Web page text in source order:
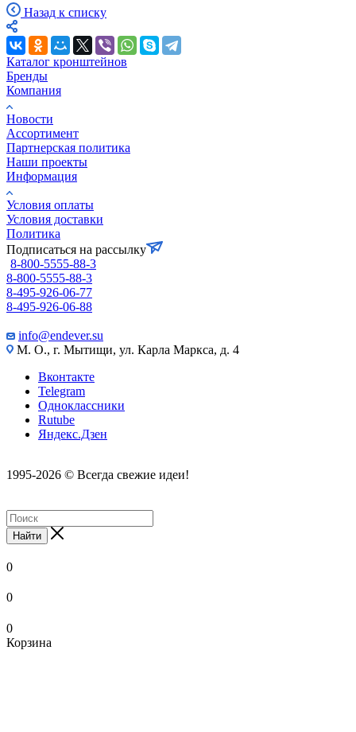
Назад к списку
Каталог кронштейнов
Бренды
Компания
Новости
Ассортимент
Партнерская политика
Наши проекты
Информация
Условия оплаты
Условия доставки
Политика
Подписаться на рассылку
8-800-5555-88-3
8-800-5555-88-3
8-495-926-06-77
8-495-926-06-88
info@endever.su
М. О., г. Мытищи, ул. Карла Маркса, д. 4
Вконтакте
Telegram
Одноклассники
Rutube
Яндекс.Дзен
1995-2026 © Всегда свежие идеи!
Найти
0
0
0
Корзина